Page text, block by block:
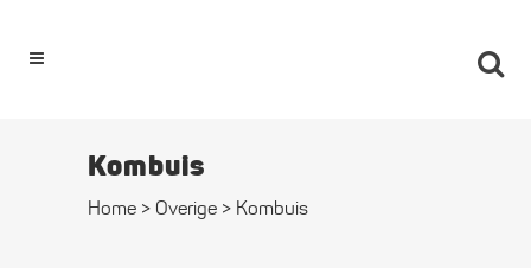
Kombuis
Home > Overige > Kombuis